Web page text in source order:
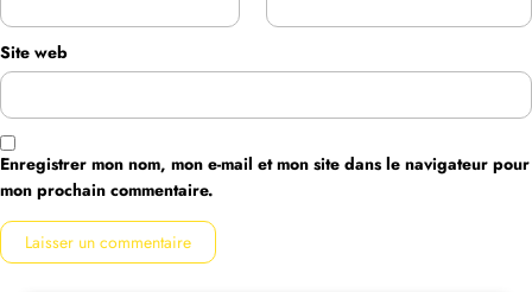
Site web
Enregistrer mon nom, mon e-mail et mon site dans le navigateur pour
mon prochain commentaire.